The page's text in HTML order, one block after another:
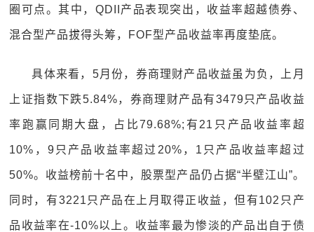
圈可点。其中，QDII产品表现突出，收益率超越债券、
混合型产品拔得头筹，FOF型产品收益率再度垫底。
具体来看，5月份，券商理财产品收益虽为负，上月
上证指数下跌5.84%，券商理财产品有3479只产品收益
率跑赢同期大盘，占比79.68%;有21只产品收益率超
10%，9只产品收益率超过20%，1只产品收益率超过
50%。收益榜前十名中，股票型产品仍占据“半壁江山”。
同时，有3221只产品在上月取得正收益，但有102只产
品收益率在-10%以上。收益率最为惨淡的产品出自于债